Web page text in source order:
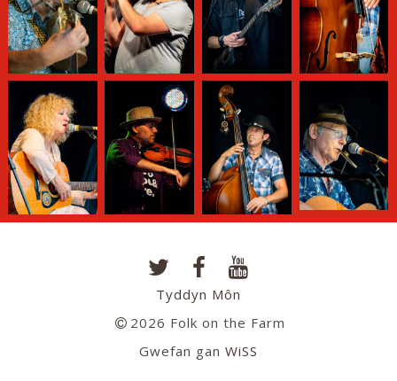
Tyddyn Môn
2026 Folk on the Farm
Gwefan ganWiSS